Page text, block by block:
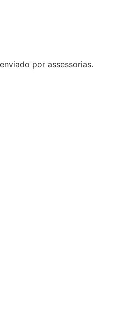
por assessorias.